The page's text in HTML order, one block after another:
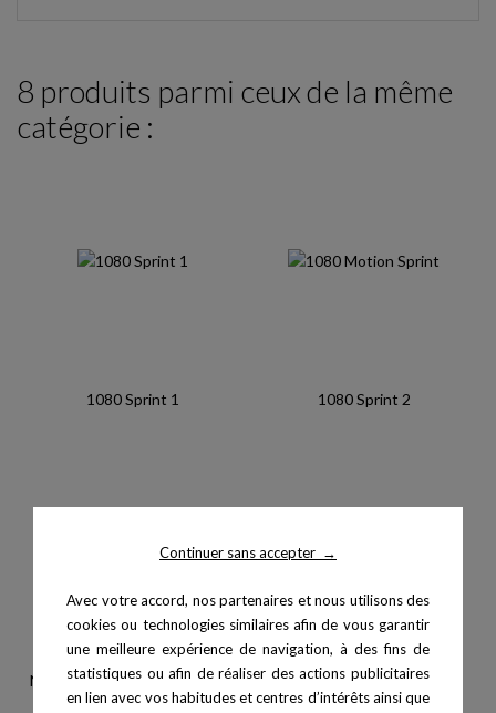
Continuer sans accepter →
Avec votre accord, nos partenaires et nous utilisons des
cookies ou technologies similaires afin de vous garantir
une meilleure expérience de navigation, à des fins de
statistiques ou afin de réaliser des actions publicitaires
en lien avec vos habitudes et centres d’intérêts ainsi que
8 produits parmi ceux de la même
catégorie :
1080 Sprint 1 1080 Sprint 2
Nouvelle ceinture standard -...
Prix
Ceinture COD - Sprint 1 et 2
Prix